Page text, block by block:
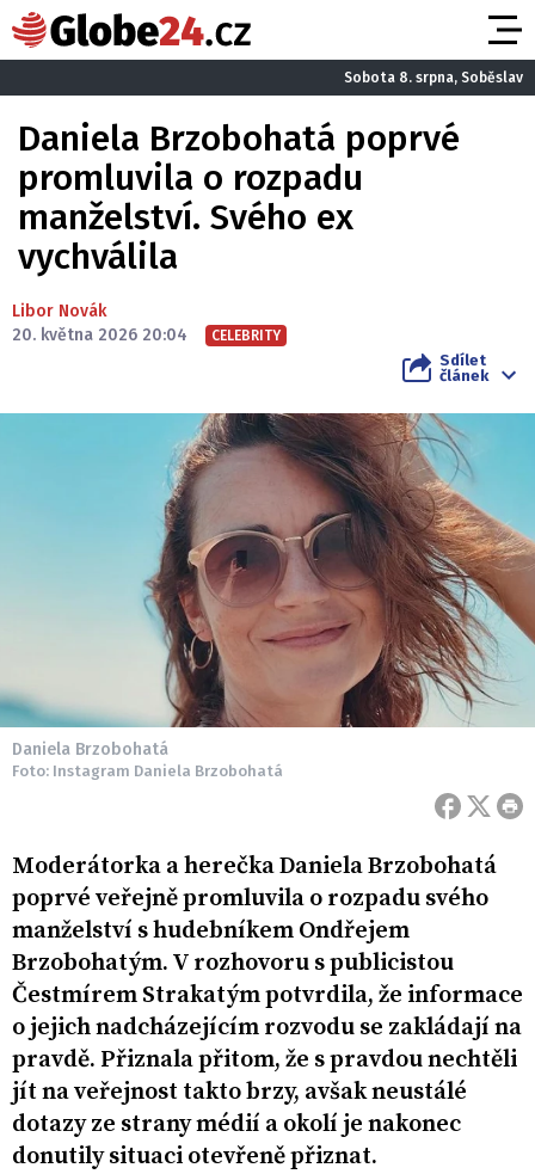
Sobota 8. srpna, Soběslav
Daniela Brzobohatá poprvé
promluvila o rozpadu
manželství. Svého ex
vychválila
Libor Novák
20. května 2026 20:04
CELEBRITY
Sdílet
článek
Daniela Brzobohatá
Foto: Instagram Daniela Brzobohatá
Moderátorka a herečka Daniela Brzobohatá
poprvé veřejně promluvila o rozpadu svého
manželství s hudebníkem Ondřejem
Brzobohatým. V rozhovoru s publicistou
Čestmírem Strakatým potvrdila, že informace
o jejich nadcházejícím rozvodu se zakládají na
pravdě. Přiznala přitom, že s pravdou nechtěli
jít na veřejnost takto brzy, avšak neustálé
dotazy ze strany médií a okolí je nakonec
donutily situaci otevřeně přiznat.